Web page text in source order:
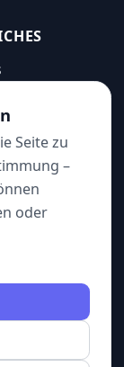
Seite zu
–
oder